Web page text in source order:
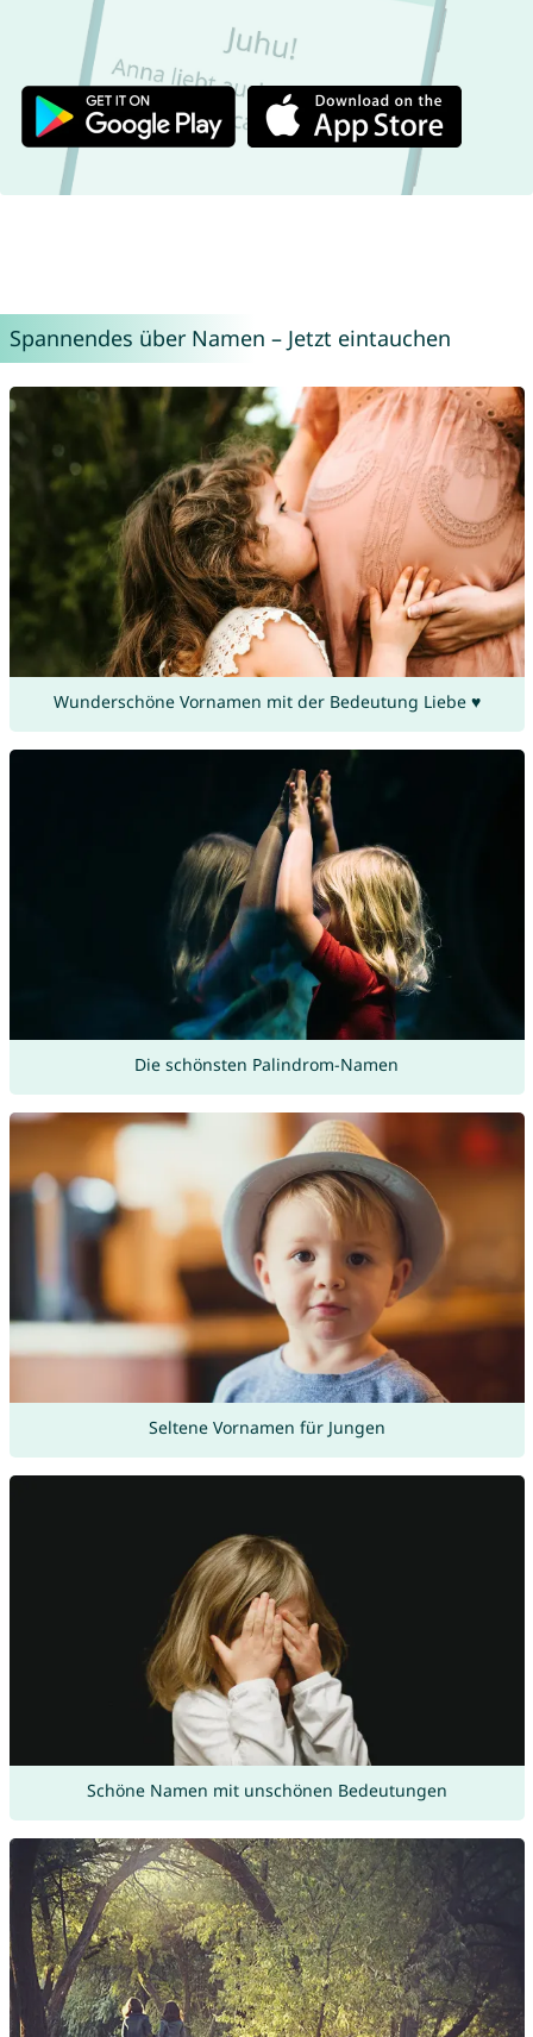
Spannendes über Namen – Jetzt eintauchen
Wunderschöne Vornamen mit der Bedeutung Liebe ♥
Die schönsten Palindrom-Namen
Seltene Vornamen für Jungen
Schöne Namen mit unschönen Bedeutungen